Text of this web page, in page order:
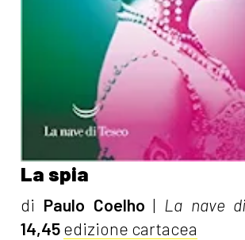
La spia
di Paulo Coelho | La nave
14,45 edizione cartacea